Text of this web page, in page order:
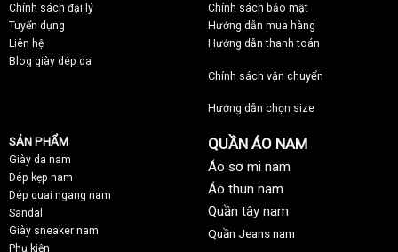
Chính sách đại lý
Tuyển dụng
Liên hệ
Blog giày dép da
Chính sách bảo mật
Hướng dẫn mua hàng
Hướng dẫn thanh toán
Chính sách vận chuyển
Hướng dẫn chọn size
SẢN PHẨM
Giày da nam
Dép kẹp nam
Dép quai ngang nam
Sandal
Giày sneaker nam
Phụ kiện
QUẦN ÁO NAM
Áo sơ mi nam
Áo thun nam
Quần tây nam
Quần Jeans nam